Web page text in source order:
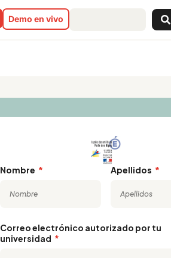
Search
...
Demo en vivo
Nombre Apellidos
Correo electrónico autorizado por tu
universidad